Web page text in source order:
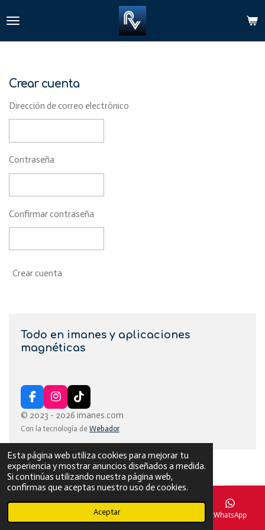
Esta página web utiliza cookies para mejorar tu
experiencia y mostrar anuncios diseñados a medida.
Si continúas utilizando nuestra página web,
confirmas que aceptas nuestro uso de cookies.
Aceptar
al
Crear cuenta
Dirección de correo electrónico
Contraseña
Confirmar contraseña
Crear cuenta
Todo en imanes y aplicaciones
magnéticas
F
a
e
b
o
o
k
I
n
t
a
g
r
a
m
T
i
T
o
k
© 2023 - 2026 imanes.com
Con la tecnología de Webador
Teléfono WhatsApp